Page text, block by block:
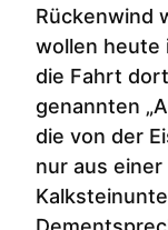
Rückenwind
wollen heute
die Fahrt
genannten
die von der
nur aus